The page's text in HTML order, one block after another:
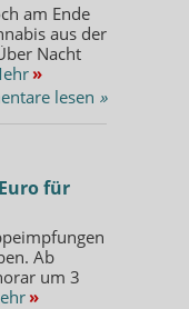
am Ende
aus der
Nacht
»
lesen »
für
Ab
um 3
»